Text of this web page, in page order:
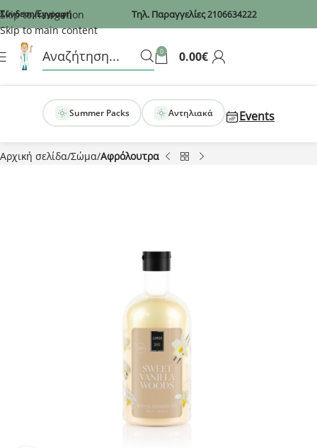
Recaptcha
Skip to navigation
Skip to main content
Σύνδεση/Εγγραφή Τηλ. Παραγγελίες2106634222
0 0.00€
Summer Packs Αντηλιακά Events
Αρχική σελίδα Σώμα Αφρόλουτρα